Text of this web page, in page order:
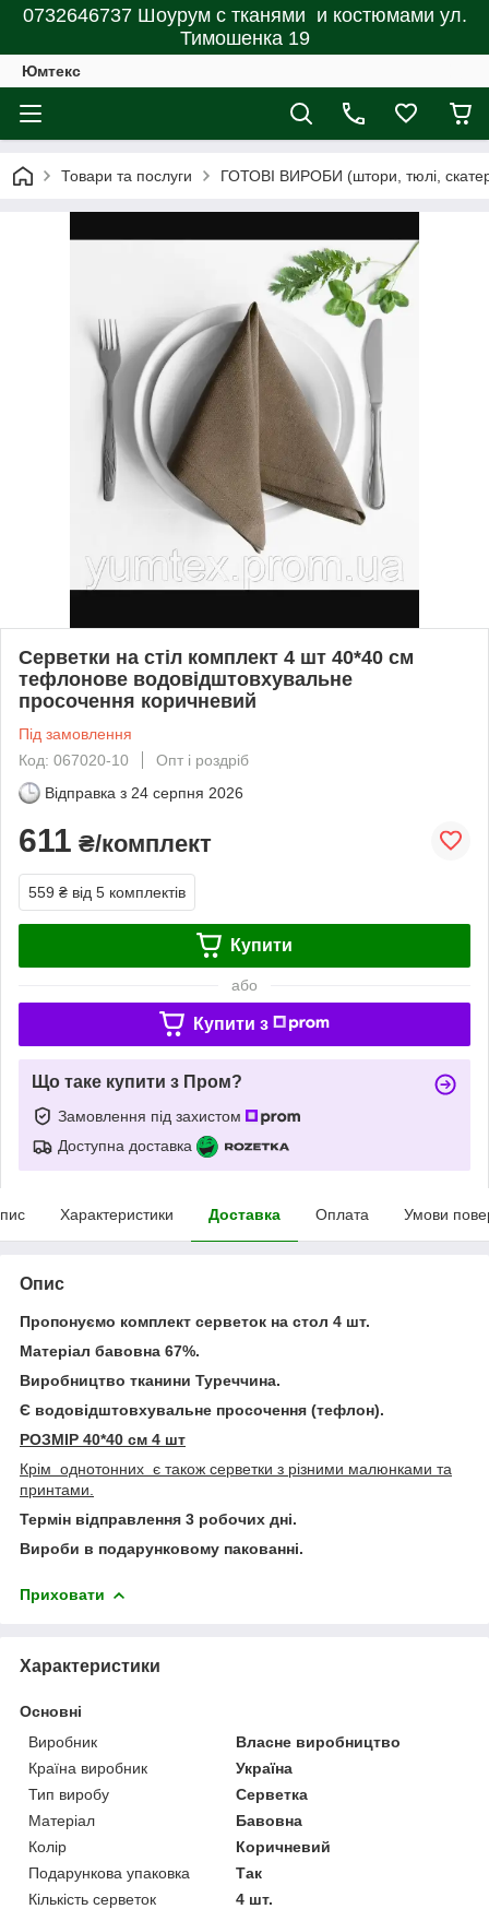
0732646737 Шоурум с тканями и костюмами ул.
Тимошенка 19
Юмтекс
Товари та послуги ГОТОВІ ВИРОБИ (штори, тюлі,
Серветки на стіл комплект 4 шт 40*40 см
тефлонове водовідштовхувальне
просочення коричневий
Під замовлення
Код: 067020-10
Опт і роздріб
Відправка з 24 серпня 2026
611 ₴/комплект
559 ₴ від 5 комплектів
Купити
або
Купити з
Що таке купити з Пром?
Замовлення під захистом
Доступна доставка
Характеристики Доставка Оплата Умови
Опис
Пропонуємо комплект серветок на стол 4 шт.
Матеріал бавовна 67%.
Виробництво тканини Туреччина.
Є водовідштовхувальне просочення (тефлон).
РОЗМІР 40*40 см 4 шт
Крім однотонних є також серветки з різними малюнками та
принтами.
Термін відправлення 3 робочих дні.
Вироби в подарунковому пакованні.
Приховати
Характеристики
Основні
Виробник
Власне виробництво
Країна виробник
Україна
Тип виробу
Серветка
Матеріал
Бавовна
Колір
Коричневий
Подарункова упаковка
Так
Кількість серветок
4 шт.